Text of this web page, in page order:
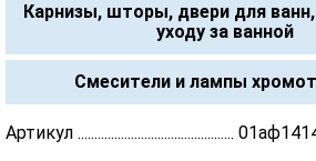
Карнизы, шторы, двери для
уходу за ванной
Смесители и лампы
Артикул ...............................................